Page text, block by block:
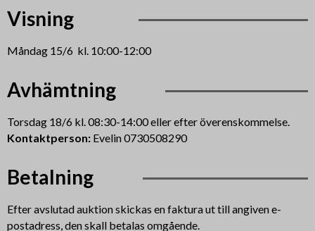
Visning
Måndag 15/6 kl. 10:00-12:00
Avhämtning
Torsdag 18/6 kl. 08:30-14:00 eller efter överenskommelse.
Kontaktperson:Evelin 0730508290
Betalning
Efter avslutad auktion skickas en faktura ut till angiven e-
postadress, den skall betalas omgående.